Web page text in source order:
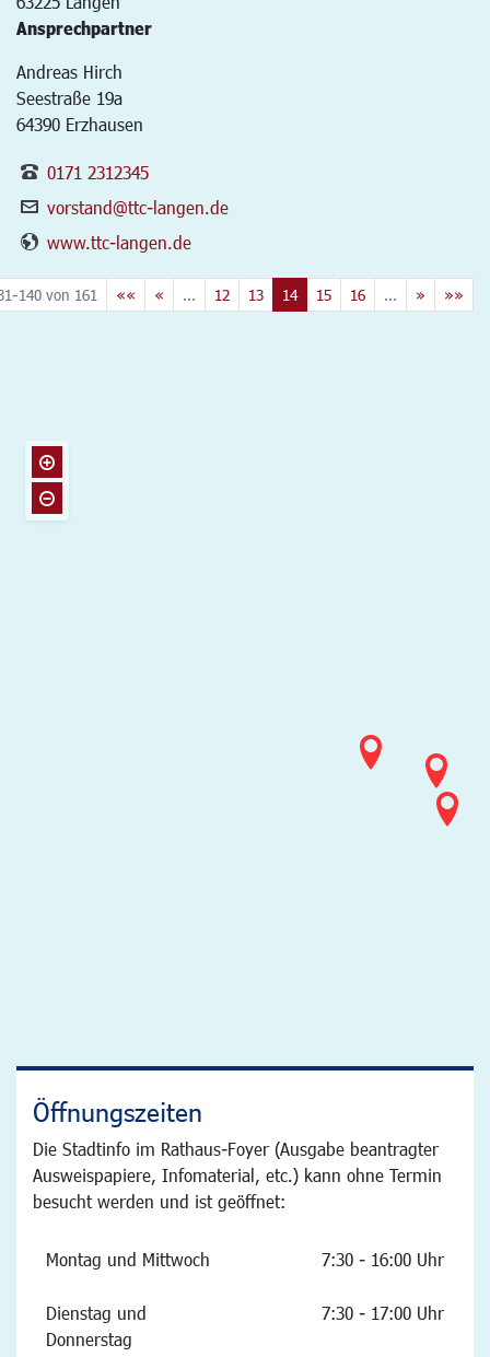
Ansprechpartner
Andreas Hirch
Seestraße 19a
64390 Erzhausen
0171 2312345
vorstand@ttc-langen.de
www.ttc-langen.de
140 von 161 «« « ... 12 13 14 15 16 ... » »»
Öffnungszeiten
Die Stadtinfo im Rathaus-Foyer (Ausgabe beantragter
Ausweispapiere, Infomaterial, etc.) kann ohne Termin
besucht werden und ist geöffnet:
Montag und Mittwoch 7:30 - 16:00 Uhr
Dienstag und
Donnerstag
7:30 - 17:00 Uhr